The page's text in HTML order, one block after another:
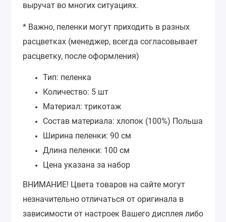
выручат во многих ситуациях.
* Важно, пеленки могут приходить в разных
расцветках (менеджер, всегда согласовывает
расцветку, после оформления)
Тип: пеленка
Количество: 5 шт
Материал: трикотаж
Состав материала: хлопок (100%) Польша
Ширина пеленки: 90 см
Длина пеленки: 100 см
Цена указана за набор
ВНИМАНИЕ! Цвета товаров на сайте могут
незначительно отличаться от оригинала в
зависимости от настроек Вашего дисплея либо